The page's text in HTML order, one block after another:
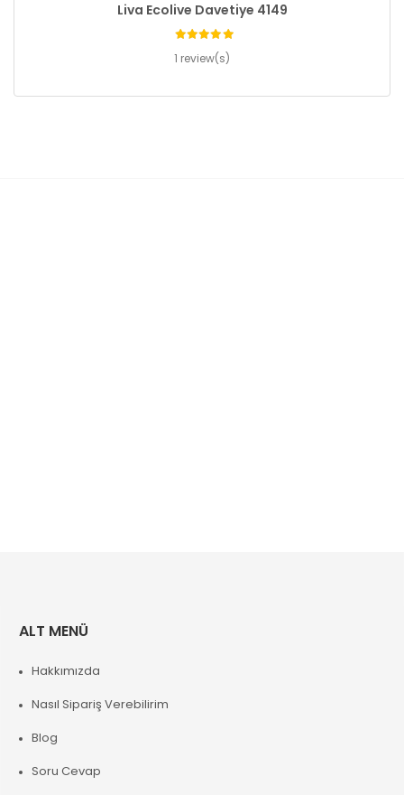
Liva Ecolive Davetiye 4149
1 review(s)
ALT MENÜ
Hakkımızda
Nasıl Sipariş Verebilirim
Blog
Soru Cevap